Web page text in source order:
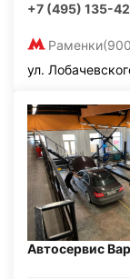
+7 (495) 135-
Раменки
ул.
Автосервис